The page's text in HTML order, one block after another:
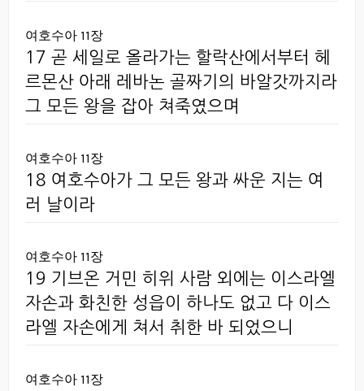
여호수아 11장
17 곧 세일로 올라가는 할락산에서부터 헤
르몬산 아래 레바논 골짜기의 바알갓까지라
그 모든 왕을 잡아 쳐죽였으며
여호수아 11장
18 여호수아가 그 모든 왕과 싸운 지는 여
러 날이라
여호수아 11장
19 기브온 거민 히위 사람 외에는 이스라엘
자손과 화친한 성읍이 하나도 없고 다 이스
라엘 자손에게 쳐서 취한 바 되었으니
여호수아 11장